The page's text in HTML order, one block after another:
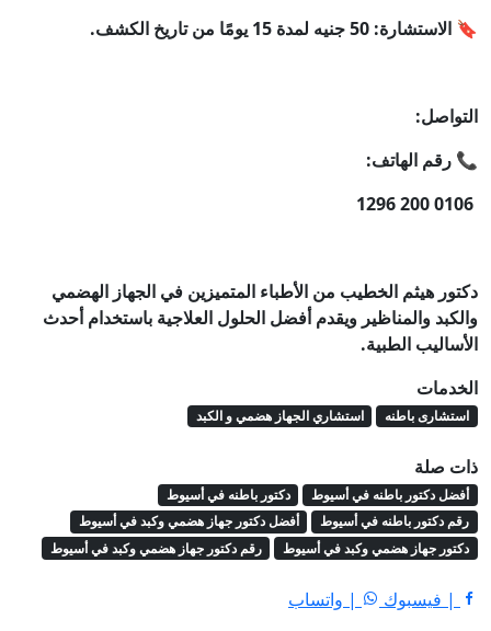
🔖 الاستشارة: 50 جنيه لمدة 15 يومًا من تاريخ الكشف.
التواصل:
📞 رقم الهاتف:
دكتور هيثم الخطيب من الأطباء المتميزين في الجهاز الهضمي
والكبد والمناظير ويقدم أفضل الحلول العلاجية باستخدام أحدث
الأساليب الطبية.
الخدمات
استشارى باطنه استشاري الجهاز هضمي و الكبد
ذات صلة
أفضل دكتور باطنه في أسيوط
دكتور باطنه في أسيوط
رقم دكتور باطنه في أسيوط
أفضل دكتور جهاز هضمي وكبد في أسيوط
دكتور جهاز هضمي وكبد في أسيوط
رقم دكتور جهاز هضمي وكبد في أسيوط
| فيسبوك | واتساب